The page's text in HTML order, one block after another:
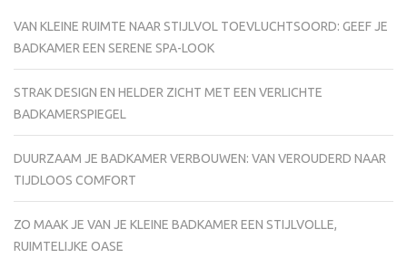
VAN KLEINE RUIMTE NAAR STIJLVOL TOEVLUCHTSOORD: GEEF JE
BADKAMER EEN SERENE SPA-LOOK
STRAK DESIGN EN HELDER ZICHT MET EEN VERLICHTE
BADKAMERSPIEGEL
DUURZAAM JE BADKAMER VERBOUWEN: VAN VEROUDERD NAAR
TIJDLOOS COMFORT
ZO MAAK JE VAN JE KLEINE BADKAMER EEN STIJLVOLLE,
RUIMTELIJKE OASE